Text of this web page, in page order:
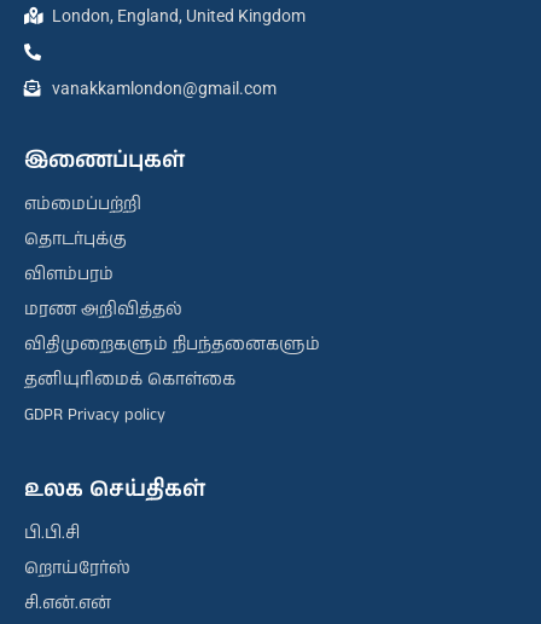
London, England, United Kingdom
vanakkamlondon@gmail.com
இணைப்புகள்
எம்மைப்பற்றி
தொடர்புக்கு
விளம்பரம்
மரண அறிவித்தல்
விதிமுறைகளும் நிபந்தனைகளும்
தனியுரிமைக் கொள்கை
GDPR Privacy policy
உலக செய்திகள்
பி.பி.சி
றொய்ரேர்ஸ்
சி.என்.என்